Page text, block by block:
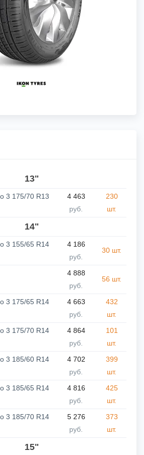
13"
3 175/70 R13
4 463
руб.
230
шт.
14"
3 155/65 R14
4 186
руб.
30 шт.
4 888
руб.
56 шт.
3 175/65 R14
4 663
руб.
432
шт.
3 175/70 R14
4 864
руб.
101
шт.
3 185/60 R14
4 702
руб.
399
шт.
3 185/65 R14
4 816
руб.
425
шт.
3 185/70 R14
5 276
руб.
373
шт.
15"